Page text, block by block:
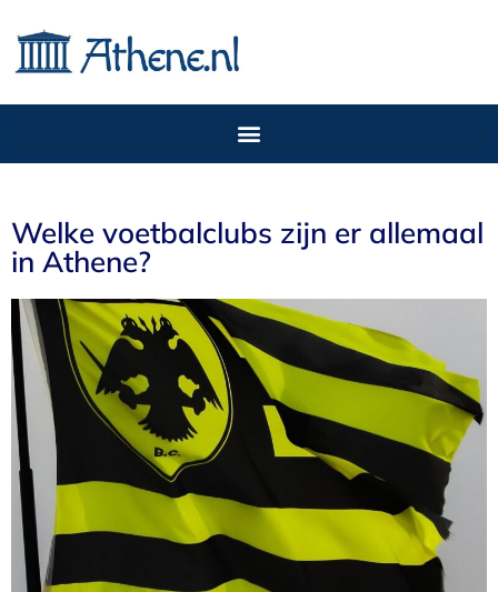
Welke voetbalclubs zijn er allemaal
in Athene?